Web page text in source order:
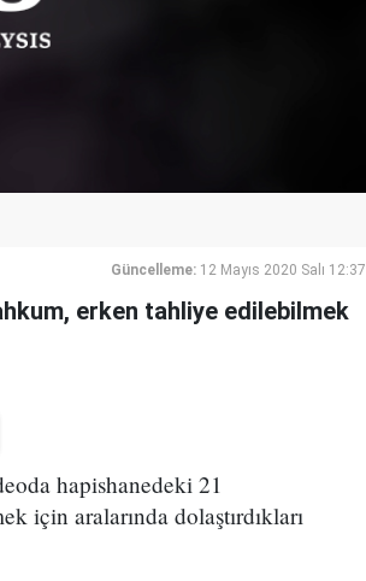
Güncelleme: 12 Mayıs 2020 Salı 12:37
erken tahliye edilebilmek
hapishanedeki 21
için aralarında dolaştırdıkları